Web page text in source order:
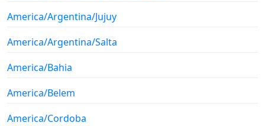
America/Argentina/Jujuy
America/Argentina/Salta
America/Bahia
America/Belem
America/Cordoba